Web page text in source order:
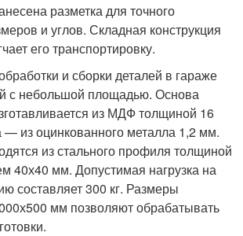
разметка для точного
и углов. Складная конструкция
его транспортировку.
и сборки деталей в гараже
с небольшой площадью. Основа
из МДФ толщиной 16
— из оцинкованного металла 1,2 мм.
из стального профиля толщиной
40х40 мм. Допустимая нагрузка на
составляет 300 кг. Размеры
мм позволяют обрабатывать